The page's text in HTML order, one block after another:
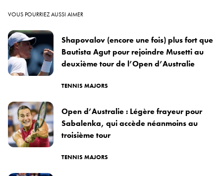
VOUS POURRIEZ AUSSI AIMER
Shapovalov (encore une fois) plus fort que
Bautista Agut pour rejoindre Musetti au
deuxième tour de l’Open d’Australie
TENNIS MAJORS
Open d’Australie : Légère frayeur pour
Sabalenka, qui accède néanmoins au
troisième tour
TENNIS MAJORS